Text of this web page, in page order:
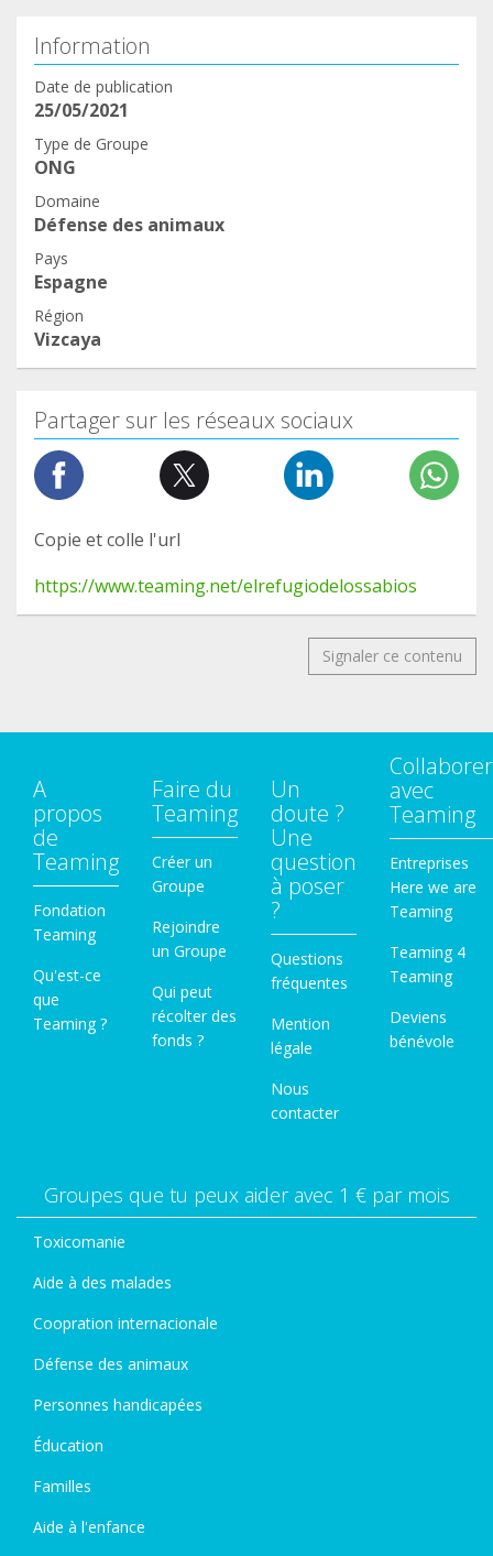
Information
Date de publication
25/05/2021
Type de Groupe
ONG
Domaine
Défense des animaux
Pays
Espagne
Région
Vizcaya
Partager sur les réseaux sociaux
Copie et colle l'url
https://www.teaming.net/elrefugiodelossabios
Signaler ce contenu
A
propos
de
Teaming
Fondation
Teaming
Qu'est-ce
que
Teaming ?
Faire du
Teaming
Créer un
Groupe
Rejoindre
un Groupe
Qui peut
récolter des
fonds ?
Un
doute ?
Une
question
à poser
?
Questions
fréquentes
Mention
légale
Nous
contacter
Collaborer
avec
Teaming
Entreprises
Here we are
Teaming
Teaming 4
Teaming
Deviens
bénévole
Groupes que tu peux aider avec 1 € par mois
Toxicomanie
Aide à des malades
Coopration internacionale
Défense des animaux
Personnes handicapées
Éducation
Familles
Aide à l'enfance